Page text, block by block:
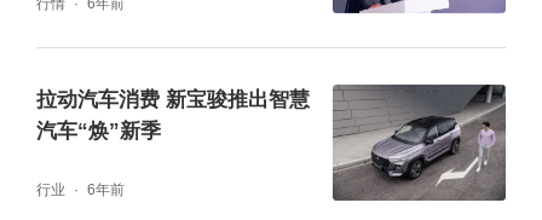
家·生活品鉴会也将持续向公众开放,各位潮酷
青年可以任性前往,尽情探索这款为潮流先锋打
造的智慧座驾!
行情 6年前
拉动汽车消费 新宝骏推出智慧
汽车“焕”新季
行业 6年前